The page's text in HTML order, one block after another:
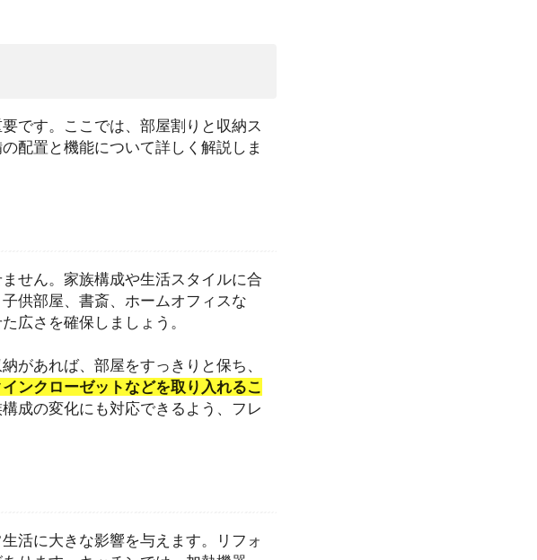
です。ここでは、部屋割りと収納ス
配置と機能について詳しく解説しま
せん。家族構成や生活スタイルに合
供部屋、書斎、ホームオフィスな
広さを確保しましょう。
があれば、部屋をすっきりと保ち、
ンクローゼットなどを取り入れるこ
成の変化にも対応できるよう、フレ
活に大きな影響を与えます。リフォ